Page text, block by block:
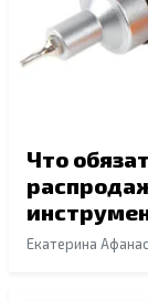
Что
Екатерина